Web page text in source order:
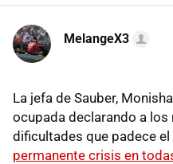
MelangeX3
La jefa de Sauber,
ocupada declarando a
dificultades que padece
permanente crisis en